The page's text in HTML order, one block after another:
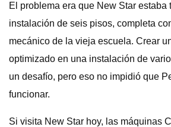
El problema era que New Star estaba
instalación de seis pisos, completa
mecánico de la vieja escuela. Crear
optimizado en una instalación de
un desafío, pero eso no impidió que
funcionar.
Si visita New Star hoy, las máquinas